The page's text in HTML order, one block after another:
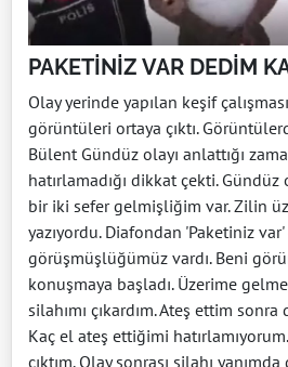
PAKETİNİZ VAR DEDİM
Olay yerinde yapılan keşif
görüntüleri ortaya çıktı.
Bülent Gündüz olayı anlattığı
hatırlamadığı dikkat çekti. Gündüz
bir iki sefer gelmişliğim var. Zilin
yazıyordu. Diafondan 'Paketiniz var'
görüşmüşlüğümüz vardı. Beni
konuşmaya başladı. Üzerime
silahımı çıkardım. Ateş ettim
Kaç el ateş ettiğimi hatırlamıyorum.
çıktım. Olay sonrası silahı